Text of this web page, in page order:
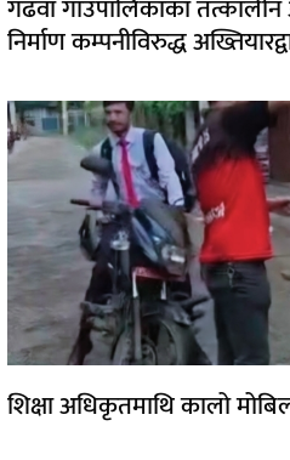
गढवा गाउँपालिकाका
निर्माण कम्पनीविरुद्ध
शिक्षा अधिकृतमाथि कालो